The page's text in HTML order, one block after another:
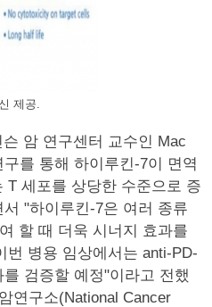
제공.
암 연구센터 교수인 Mac
를 통해 하이루킨-7이 면역
T 세포를 상당한 수준으로 증
"하이루킨-7은 여러 종류
할 때 더욱 시너지 효과를
번 병용 임상에서는 anti-PD-
검증할 예정"이라고 전했
연구소(National Cancer